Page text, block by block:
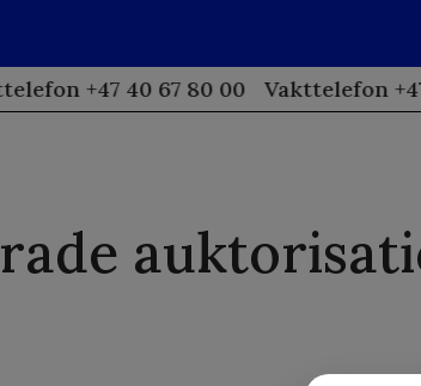
+47 40 67 80 00 Vakttelefon